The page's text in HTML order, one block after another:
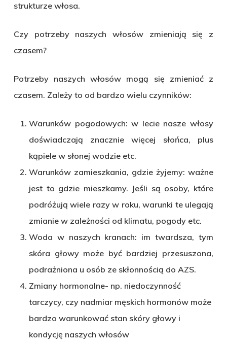
strukturze włosa.
Czy potrzeby naszych włosów zmieniają się z
czasem?
Potrzeby naszych włosów mogą się zmieniać z
czasem. Zależy to od bardzo wielu czynników:
Warunków pogodowych: w lecie nasze włosy
doświadczają znacznie więcej słońca, plus
kąpiele w słonej wodzie etc.
Warunków zamieszkania, gdzie żyjemy: ważne
jest to gdzie mieszkamy. Jeśli są osoby, które
podróżują wiele razy w roku, warunki te ulegają
zmianie w zależności od klimatu, pogody etc.
Woda w naszych kranach: im twardsza, tym
skóra głowy może być bardziej przesuszona,
podrażniona u osób ze skłonnością do AZS.
Zmiany hormonalne- np. niedoczynność
tarczycy, czy nadmiar męskich hormonów może
bardzo warunkować stan skóry głowy i
kondycję naszych włosów